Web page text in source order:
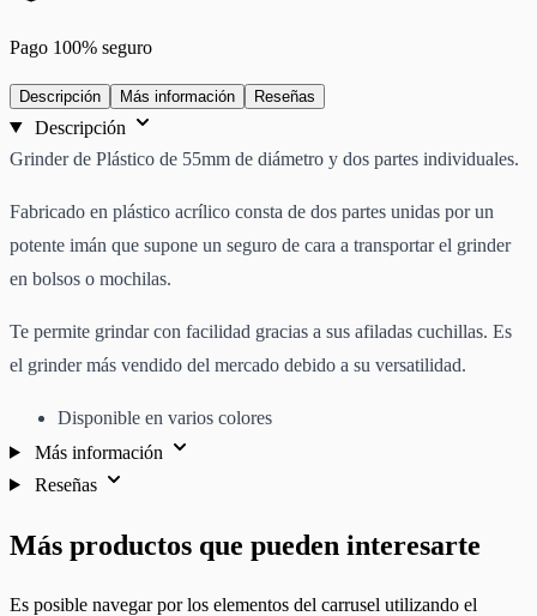
Pago 100% seguro
Descripción Más información Reseñas
Descripción
Grinder de Plástico de 55mm de diámetro y dos partes individuales.
Fabricado en plástico acrílico consta de dos partes unidas por un
potente imán que supone un seguro de cara a transportar el grinder
en bolsos o mochilas.
Te permite grindar con facilidad gracias a sus afiladas cuchillas. Es
el grinder más vendido del mercado debido a su versatilidad.
Disponible en varios colores
Más información
Reseñas
Más productos que pueden interesarte
Es posible navegar por los elementos del carrusel utilizando el